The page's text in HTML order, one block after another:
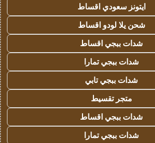
ايتونز سعودي اقساط
شحن يلا لودو اقساط
شدات ببجي اقساط
شدات ببجي تمارا
شدات ببجي تابي
متجر تقسيط
شدات ببجي اقساط
شدات ببجي تمارا